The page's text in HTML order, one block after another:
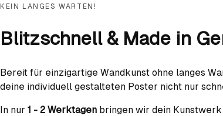
KEIN LANGES WARTEN!
Blitzschnell & Made in
Bereit für einzigartige Wandkunst ohne langes
deine individuell gestalteten Poster nicht nur
In nur 1 - 2 Werktagen bringen wir dein